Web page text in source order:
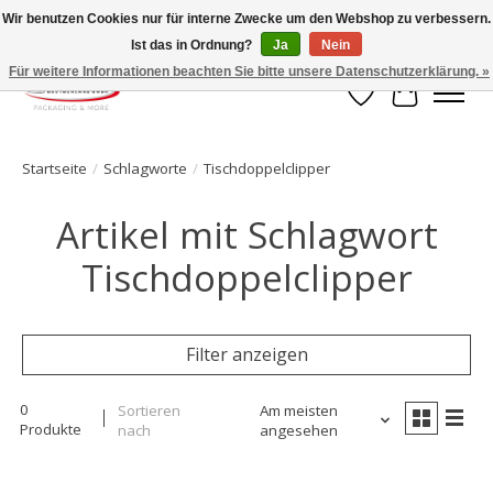
Ihr Onlineshop für Clipverschlusstechnik!
Wunschzettel
Ihr
Startseite / Schlagworte / Tischdoppelclipper
Artikel mit Schlagwort
Tischdoppelclipper
Filter anzeigen
0
Produkte
Sortieren
nach
Am meisten
angesehen
Wir benutzen Cookies nur für interne Zwecke um den Webshop zu verbessern.
Ist das in Ordnung?
Ja
Nein
Für weitere Informationen beachten Sie bitte unsere Datenschutzerklärung. »